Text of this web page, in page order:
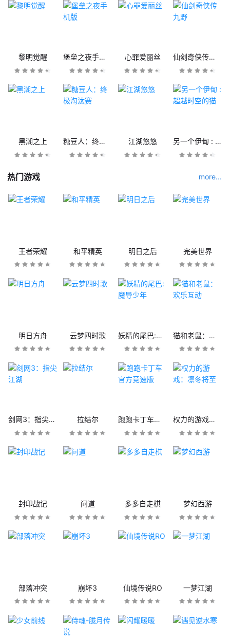
黎明觉醒 堡垒之夜手机版 心罪爱丽丝 仙剑奇侠传九野
黑潮之上 糖豆人：终极淘汰赛 江湖悠悠 另一个伊甸 : 超越时空的猫
热门游戏 more...
王者荣耀 和平精英 明日之后 完美世界
明日方舟 云梦四时歌 妖精的尾巴:魔导少年 猫和老鼠：欢乐互动
剑网3：指尖江湖 拉结尔 跑跑卡丁车官方竞速版 权力的游戏：凛冬将至
封印战记 问道 多多自走棋 梦幻西游
部落冲突 崩坏3 仙境传说RO 一梦江湖